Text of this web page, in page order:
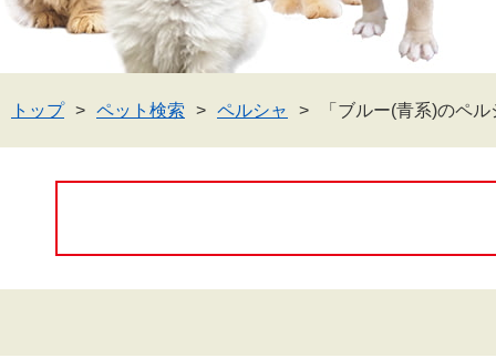
トップ ペット検索 ペルシャ 「ブルー(青系)のペ